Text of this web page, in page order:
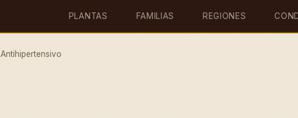
PLANTAS FAMILIAS REGIONES
Antihipertensivo